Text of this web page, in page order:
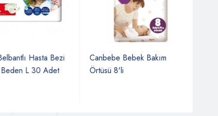
Hasta Bezi
L 30 Adet
Canbebe Bebek Bakım
Örtüsü 8'li